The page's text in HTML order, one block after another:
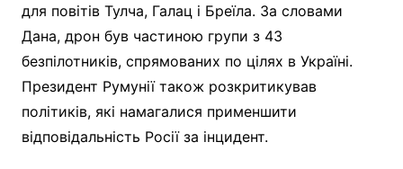
для повітів Тулча, Галац і Бреїла. За словами
Дана, дрон був частиною групи з 43
безпілотників, спрямованих по цілях в Україні.
Президент Румунії також розкритикував
політиків, які намагалися применшити
відповідальність Росії за інцидент.